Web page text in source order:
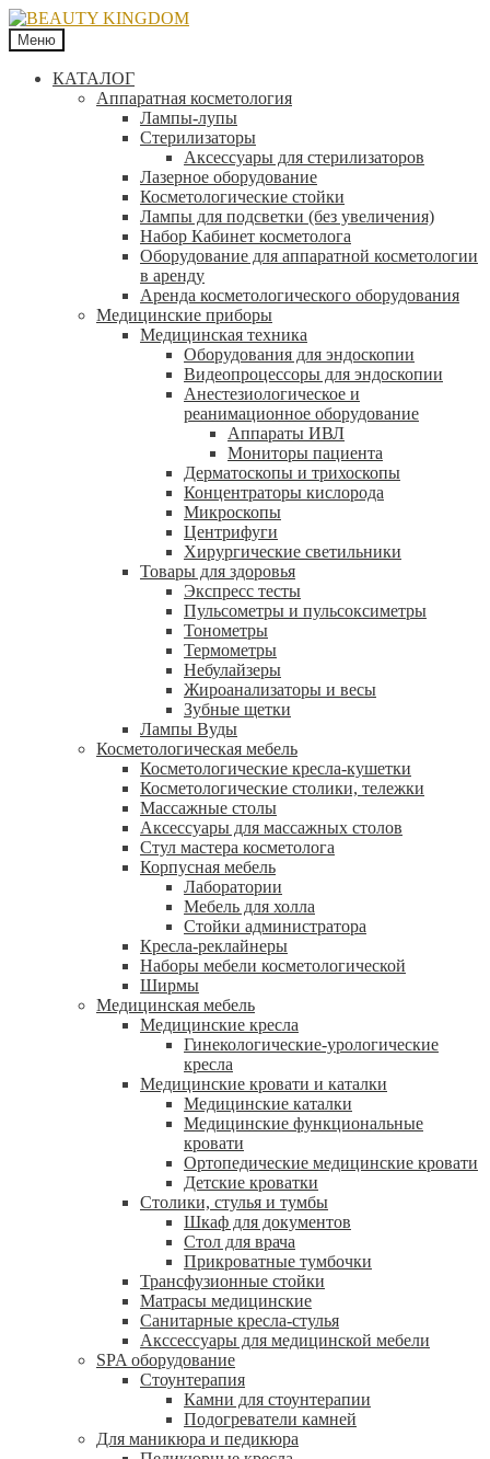
Меню
КАТАЛОГ
Аппаратная косметология
Лампы-лупы
Стерилизаторы
Аксессуары для стерилизаторов
Лазерное оборудование
Косметологические стойки
Лампы для подсветки (без увеличения)
Набор Кабинет косметолога
Оборудование для аппаратной косметологии
в аренду
Аренда косметологического оборудования
Медицинские приборы
Медицинская техника
Оборудования для эндоскопии
Видеопроцессоры для эндоскопии
Анестезиологическое и
реанимационное оборудование
Аппараты ИВЛ
Мониторы пациента
Дерматоскопы и трихоскопы
Концентраторы кислорода
Микроскопы
Центрифуги
Xирургические светильники
Товары для здоровья
Экспресс тесты
Пульсометры и пульсоксиметры
Тонометры
Термометры
Небулайзеры
Жироанализаторы и весы
Зубные щетки
Лампы Вуды
Косметологическая мебель
Косметологические кресла-кушетки
Косметологические столики, тележки
Массажные столы
Аксессуары для массажных столов
Стул мастера косметолога
Корпусная мебель
Лаборатории
Мебель для холла
Стойки администратора
Кресла-реклайнеры
Наборы мебели косметологической
Ширмы
Медицинская мебель
Медицинские кресла
Гинекологические-урологические
кресла
Медицинские кровати и каталки
Медицинские каталки
Медицинские функциональные
кровати
Ортопедические медицинские кровати
Детские кроватки
Столики, стулья и тумбы
Шкаф для документов
Стол для врача
Прикроватные тумбочки
Трансфузионные стойки
Матрасы медицинские
Санитарные кресла-стулья
Акссессуары для медицинской мебели
SPA оборудование
Стоунтерапия
Камни для стоунтерапии
Подогреватели камней
Для маникюра и педикюра